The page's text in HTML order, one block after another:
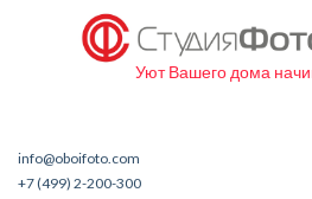
Уют Вашего дома
info@oboifoto.com
+7 (499) 2-200-300